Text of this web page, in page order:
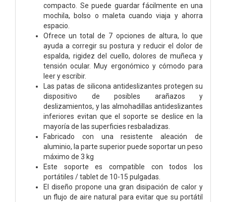
compacto. Se puede guardar fácilmente en una
mochila, bolso o maleta cuando viaja y ahorra
espacio.
Ofrece un total de 7 opciones de altura, lo que
ayuda a corregir su postura y reducir el dolor de
espalda, rigidez del cuello, dolores de muñeca y
tensión ocular. Muy ergonómico y cómodo para
leer y escribir.
Las patas de silicona antideslizantes protegen su
dispositivo de posibles arañazos y
deslizamientos, y las almohadillas antideslizantes
inferiores evitan que el soporte se deslice en la
mayoría de las superficies resbaladizas.
Fabricado con una resistente aleación de
aluminio, la parte superior puede soportar un peso
máximo de 3 kg
Este soporte es compatible con todos los
portátiles / tablet de 10-15 pulgadas.
El diseño propone una gran disipación de calor y
un flujo de aire natural para evitar que su portátil